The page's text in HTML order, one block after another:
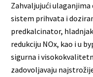
Zahvaljujući
sistem prihvata i
predkalcinator,
redukciju NOx, kao i u
sigurna i
zadovoljavaju